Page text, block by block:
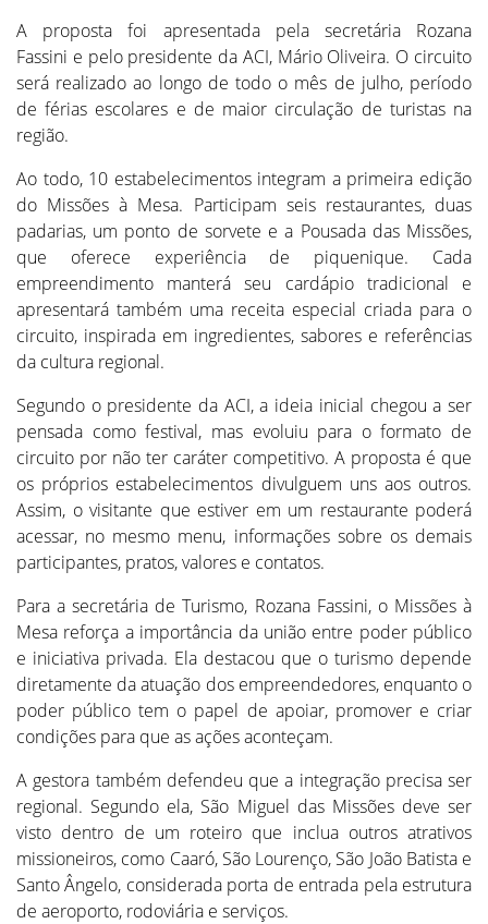
A proposta foi apresentada pela secretária Rozana
Fassini e pelo presidente da ACI, Mário Oliveira. O circuito
será realizado ao longo de todo o mês de julho, período
de férias escolares e de maior circulação de turistas na
região.
Ao todo, 10 estabelecimentos integram a primeira edição
do Missões à Mesa. Participam seis restaurantes, duas
padarias, um ponto de sorvete e a Pousada das Missões,
que oferece experiência de piquenique. Cada
empreendimento manterá seu cardápio tradicional e
apresentará também uma receita especial criada para o
circuito, inspirada em ingredientes, sabores e referências
da cultura regional.
Segundo o presidente da ACI, a ideia inicial chegou a ser
pensada como festival, mas evoluiu para o formato de
circuito por não ter caráter competitivo. A proposta é que
os próprios estabelecimentos divulguem uns aos outros.
Assim, o visitante que estiver em um restaurante poderá
acessar, no mesmo menu, informações sobre os demais
participantes, pratos, valores e contatos.
Para a secretária de Turismo, Rozana Fassini, o Missões à
Mesa reforça a importância da união entre poder público
e iniciativa privada. Ela destacou que o turismo depende
diretamente da atuação dos empreendedores, enquanto o
poder público tem o papel de apoiar, promover e criar
condições para que as ações aconteçam.
A gestora também defendeu que a integração precisa ser
regional. Segundo ela, São Miguel das Missões deve ser
visto dentro de um roteiro que inclua outros atrativos
missioneiros, como Caaró, São Lourenço, São João Batista e
Santo Ângelo, considerada porta de entrada pela estrutura
de aeroporto, rodoviária e serviços.